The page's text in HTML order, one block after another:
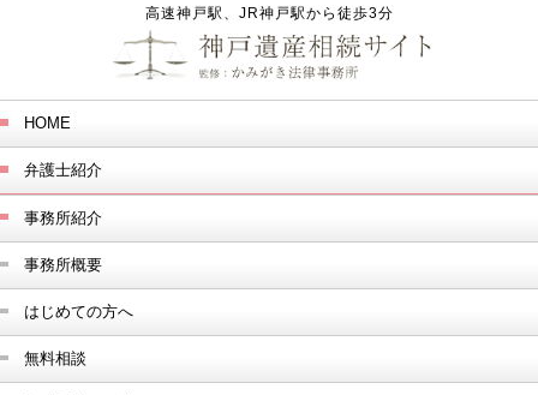
高速神戸駅、JR神戸駅から徒歩3分
HOME
弁護士紹介
事務所紹介
事務所概要
はじめての方へ
無料相談